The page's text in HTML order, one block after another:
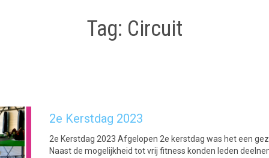
Tag: Circuit
2e Kerstdag 2023
2e Kerstdag 2023 Afgelopen 2e kerstdag was het een
Naast de mogelijkheid tot vrij fitness konden leden